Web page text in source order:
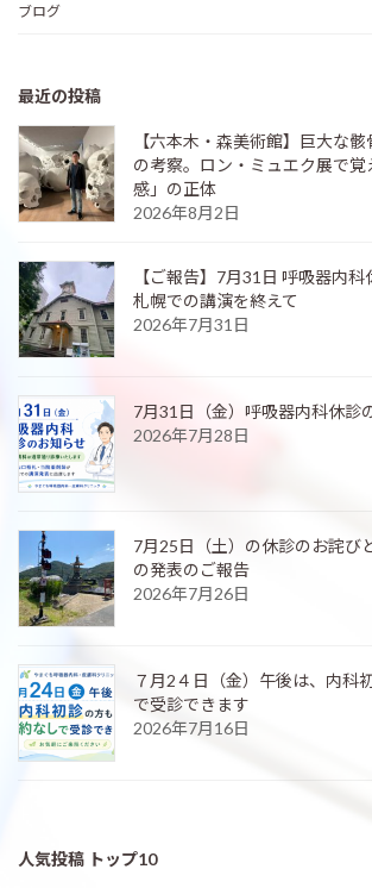
ブログ
最近の投稿
【六本木・森美術館】巨大な
の考察。ロン・ミュエク展で覚
感」の正体
2026年8月2日
【ご報告】7月31日 呼吸器内科
札幌での講演を終えて
2026年7月31日
7月31日（金）呼吸器内科休診
2026年7月28日
7月25日（土）の休診のお詫び
の発表のご報告
2026年7月26日
７月2４日（金）午後は、内科
で受診できます
2026年7月16日
人気投稿 トップ10